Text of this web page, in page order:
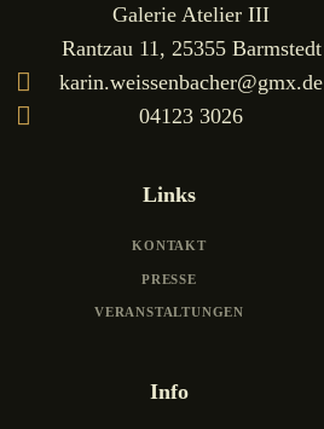
Galerie Atelier III
Rantzau 11, 25355 Barmstedt
karin.weissenbacher@gmx.de
04123 3026
Links
KONTAKT
PRESSE
VERANSTALTUNGEN
Info